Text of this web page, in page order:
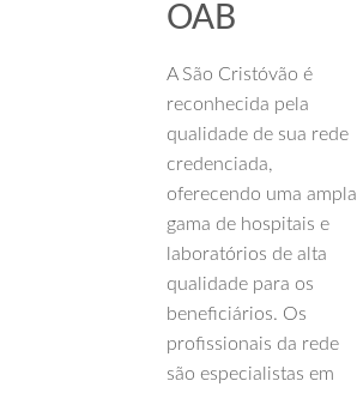
OAB
A São Cristóvão é
reconhecida pela
qualidade de sua rede
credenciada,
oferecendo uma ampla
gama de hospitais e
laboratórios de alta
qualidade para os
beneficiários. Os
profissionais da rede
são especialistas em